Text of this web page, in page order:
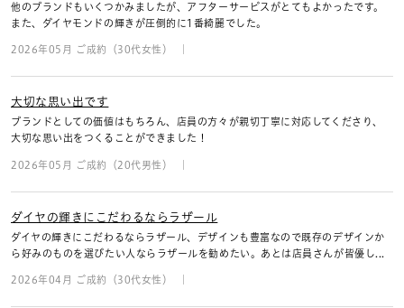
他のブランドもいくつかみましたが、アフターサービスがとてもよかったです。
また、ダイヤモンドの輝きが圧倒的に1番綺麗でした。
2026年05月 ご成約（30代女性）
大切な思い出です
ブランドとしての価値はもちろん、店員の方々が親切丁寧に対応してくださり、
大切な思い出をつくることができました！
2026年05月 ご成約（20代男性）
ダイヤの輝きにこだわるならラザール
ダイヤの輝きにこだわるならラザール、デザインも豊富なので既存のデザインか
ら好みのものを選びたい人ならラザールを勧めたい。あとは店員さんが皆優し...
2026年04月 ご成約（30代女性）